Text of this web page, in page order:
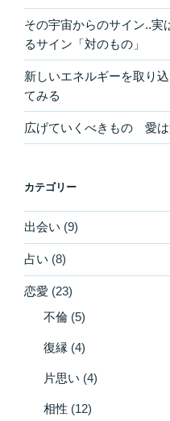
その宇宙からのサイン..
るサイン「対のもの」
新しいエネルギーを取り
てみる
広げていくべきもの 愛
カテゴリー
出会い (9)
占い (8)
恋愛 (23)
不倫 (5)
復縁 (4)
片思い (4)
相性 (12)